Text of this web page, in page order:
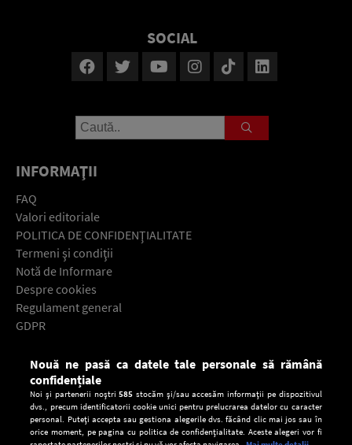
SOCIAL
INFORMAŢII
FAQ
Valori editoriale
POLITICA DE CONFIDENŢIALITATE
Termeni şi condiţii
Notă de Informare
Despre cookies
Regulament general
GDPR
Descarcă gratuit aplicaţia Europa FM pentru smartphone:
Nouă ne pasă ca datele tale personale să rămână
confidențiale
Noi și partenerii noștri585 stocăm și/sau accesăm informații pe dispozitivul
dvs., precum identificatorii cookie unici pentru prelucrarea datelor cu caracter
personal. Puteți accepta sau gestiona alegerile dvs. făcând clic mai jos sau în
orice moment, pe pagina cu politica de confidențialitate. Aceste alegeri vor fi